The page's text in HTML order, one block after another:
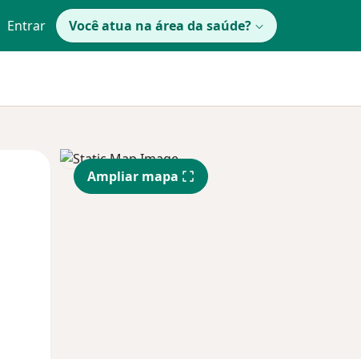
Entrar Você atua na área da saúde?
Qui,
13 Ago
Sex,
14 Ago
Ampliar mapa